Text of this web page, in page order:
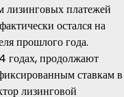
лизинговых платежей
остался на
прошлого года.
годах, продолжают
ставкам в
лизинговой